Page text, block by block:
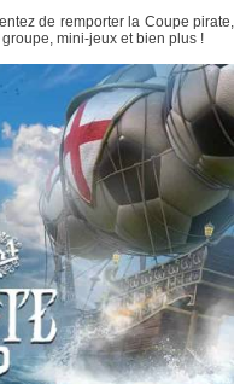
de remporter la Coupe pirate,
mini-jeux et bien plus !